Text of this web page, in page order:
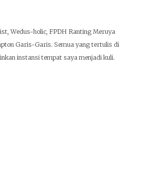
Wedus-holic, FPDH Ranting Meruya
Garis-Garis. Semua yang tertulis di
instansi tempat saya menjadi kuli.